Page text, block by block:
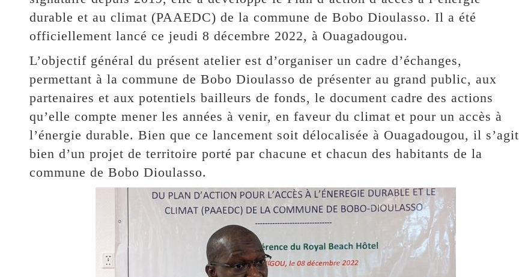
durable et au climat (PAAEDC) de la commune de Bobo Dioulasso. Il a été
officiellement lancé ce jeudi 8 décembre 2022, à Ouagadougou.
L’objectif général du présent atelier est d’organiser un cadre d’échanges,
permettant à la commune de Bobo Dioulasso de présenter au grand public, aux
partenaires et aux potentiels bailleurs de fonds, le document cadre des actions
qu’elle compte mener les années à venir, en faveur du climat et pour un accès à
l’énergie durable. Bien que ce lancement soit délocalisée à Ouagadougou, il s’agit
bien d’un projet de territoire porté par chacune et chacun des habitants de la
commune de Bobo Dioulasso.